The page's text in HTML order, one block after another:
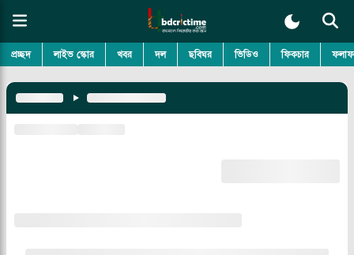
প্রচ্ছদ লাইভ স্কোর খবর দল ছবিঘর ভিডিও ফিকচার